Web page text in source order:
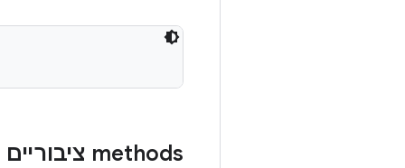
‫methods ציבוריים